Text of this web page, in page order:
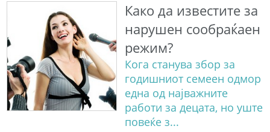
Како да известите за
нарушен сообраќаен
режим?
Кога станува збор за
годишниот семеен одмор
една од најважните
работи за децата, но уште
повеќе з...